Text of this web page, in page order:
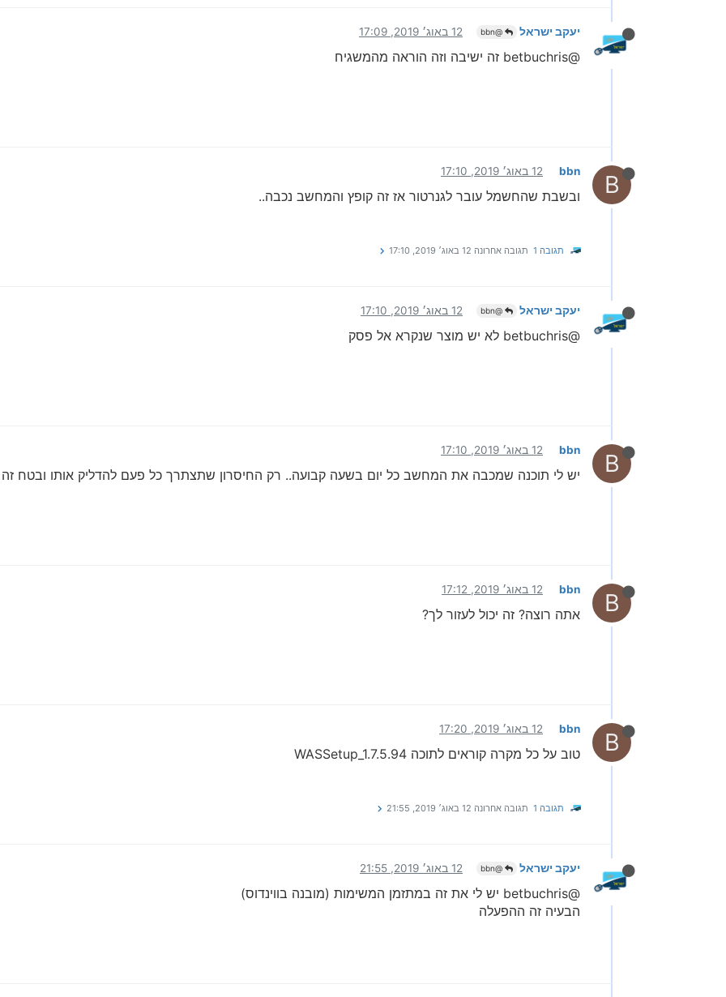
יעקב ישראל @bbn 12 באוג׳ 2019, 17:09
@betbuchris זה ישיבה וזה הוראה מהמשגיח
B
bbn 12 באוג׳ 2019, 17:10
ובשבת שהחשמל עובר לגנרטור אז זה קופץ והמחשב נכבה..
תגובה 1 תגובה אחרונה 12 באוג׳ 2019, 17:10
יעקב ישראל @bbn 12 באוג׳ 2019, 17:10
@betbuchris לא יש מוצר שנקרא אל פסק
B
bbn 12 באוג׳ 2019, 17:10
יש לי תוכנה שמכבה את המחשב כל יום בשעה קבועה.. רק החיסרון שתצתרך כל פעם להדליק אותו ובטח
B
bbn 12 באוג׳ 2019, 17:12
אתה רוצה? זה יכול לעזור לך?
B
bbn 12 באוג׳ 2019, 17:20
טוב על כל מקרה קוראים לתוכה WASSetup_1.7.5.94
תגובה 1 תגובה אחרונה 12 באוג׳ 2019, 21:55
יעקב ישראל @bbn 12 באוג׳ 2019, 21:55
@betbuchris יש לי את זה במתזמן המשימות (מובנה בווינדוס)
הבעיה זה ההפעלה